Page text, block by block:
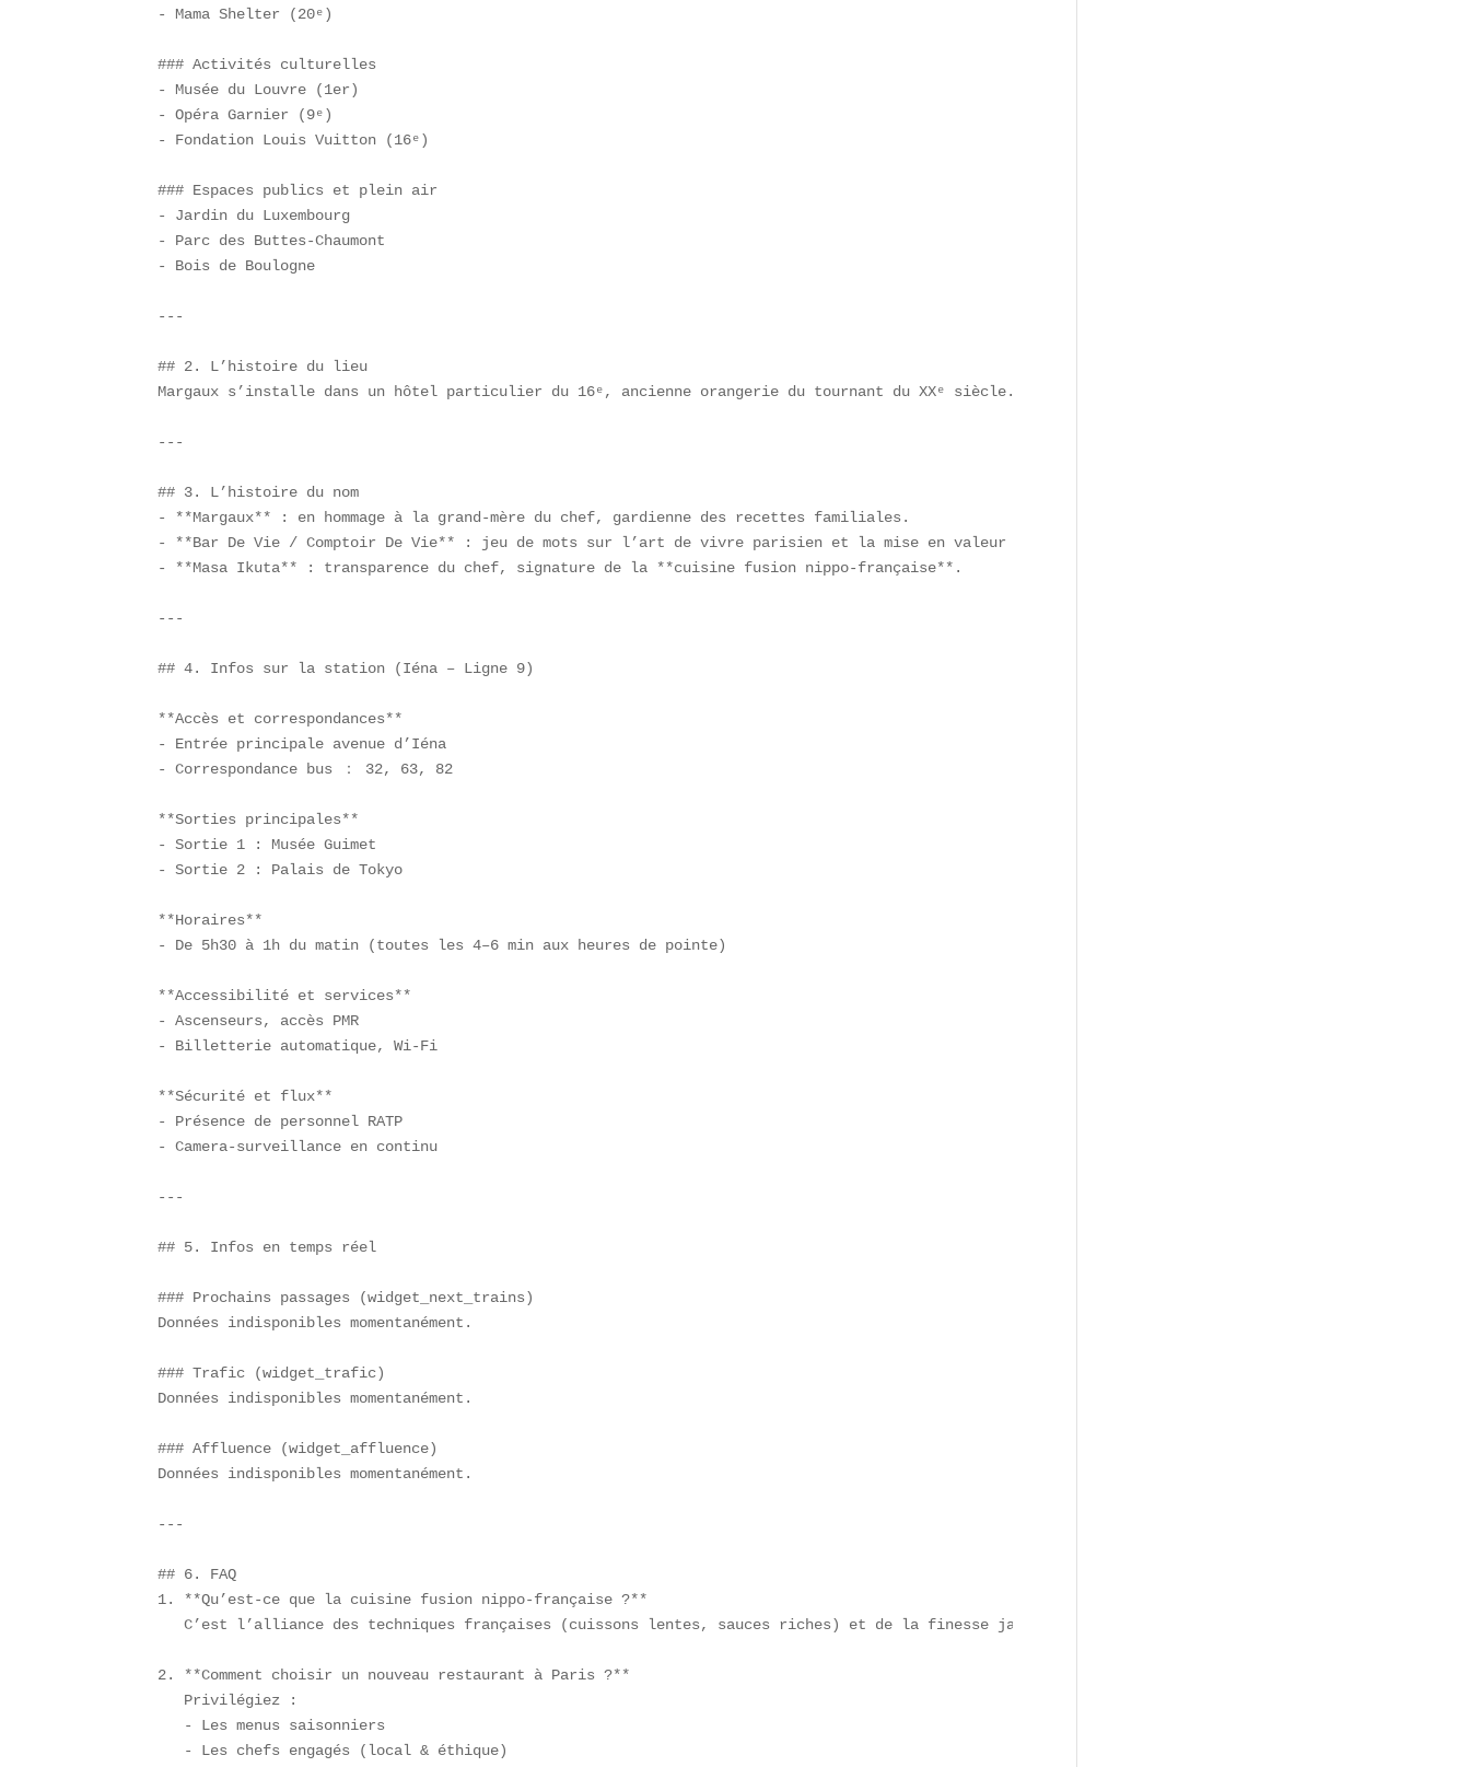
- Mama Shelter (20ᵉ)
### Activités culturelles
- Musée du Louvre (1er)
- Opéra Garnier (9ᵉ)
- Fondation Louis Vuitton (16ᵉ)
### Espaces publics et plein air
- Jardin du Luxembourg
- Parc des Buttes-Chaumont
- Bois de Boulogne
---
## 2. L’histoire du lieu
Margaux s’installe dans un hôtel particulier du 16ᵉ, ancienne orangerie du tournant du XXᵉ siècle. Bar De Vie occupe un ancien comptoir de
---
## 3. L’histoire du nom
- **Margaux** : en hommage à la grand-mère du chef, gardienne des recettes familiales.
- **Bar De Vie / Comptoir De Vie** : jeu de mots sur l’art de vivre parisien et la mise en valeur du terroir.
- **Masa Ikuta** : transparence du chef, signature de la **cuisine fusion nippo-française**.
---
## 4. Infos sur la station (Iéna – Ligne 9)
**Accès et correspondances**
- Entrée principale avenue d’Iéna
- Correspondance bus ： 32, 63, 82
**Sorties principales**
- Sortie 1 : Musée Guimet
- Sortie 2 : Palais de Tokyo
**Horaires**
- De 5h30 à 1h du matin (toutes les 4–6 min aux heures de pointe)
**Accessibilité et services**
- Ascenseurs, accès PMR
- Billetterie automatique, Wi-Fi
**Sécurité et flux**
- Présence de personnel RATP
- Camera-surveillance en continu
---
## 5. Infos en temps réel
### Prochains passages (widget_next_trains)
Données indisponibles momentanément.
### Trafic (widget_trafic)
Données indisponibles momentanément.
### Affluence (widget_affluence)
Données indisponibles momentanément.
---
## 6. FAQ
1. **Qu’est-ce que la cuisine fusion nippo-française ?**
   C’est l’alliance des techniques françaises (cuissons lentes, sauces riches) et de la finesse japonaise (umami, présentation minimaliste).
2. **Comment choisir un nouveau restaurant à Paris ?**
   Privilégiez :
   - Les menus saisonniers
   - Les chefs engagés (local & éthique)